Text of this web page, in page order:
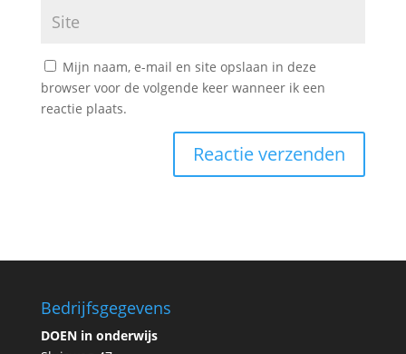
Mijn naam, e-mail en site opslaan in deze
browser voor de volgende keer wanneer ik een
reactie plaats.
Bedrijfsgegevens
DOEN in onderwijs